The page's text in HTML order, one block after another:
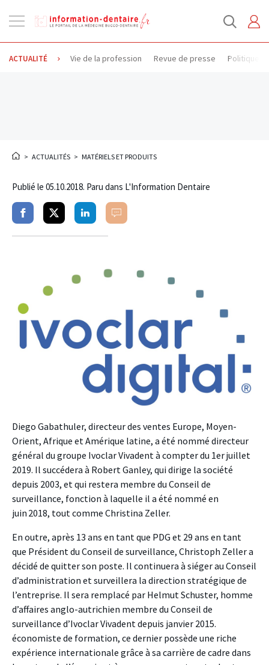
la
navigation
ACTUALITÉ Vie de la profession Revue de presse Politique
> ACTUALITÉS > MATÉRIELS ET PRODUITS
Publié le 05.10.2018. Paru dans L'Information Dentaire
PartagerPartagerPartagerCommenter
Diego Gabathuler, directeur des ventes Europe, Moyen-
Orient, Afrique et Amérique latine, a été nommé directeur
général du groupe Ivoclar Vivadent à compter du 1er juillet
2019. Il succédera à Robert Ganley, qui dirige la société
depuis 2003, et qui restera membre du Conseil de
surveillance, fonction à laquelle il a été nommé en
juin 2018, tout comme Christina Zeller.
En outre, après 13 ans en tant que PDG et 29 ans en tant
que Président du Conseil de surveillance, Christoph Zeller a
décidé de quitter son poste. Il continuera à siéger au Conseil
d’administration et surveillera la direction stratégique de
l’entreprise. Il sera remplacé par Helmut Schuster, homme
d’affaires anglo-autrichien membre du Conseil de
surveillance d’Ivoclar Vivadent depuis janvier 2015.
économiste de formation, ce dernier possède une riche
expérience internationale grâce à sa carrière de cadre dans